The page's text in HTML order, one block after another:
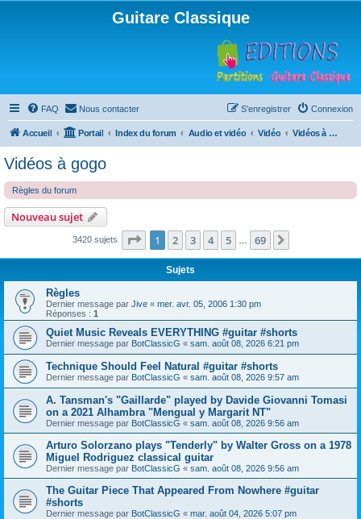
Guitare Classique
FAQ Nous contacter Connexion
S’enregistrer
Accueil Portail Index du forum Audio et vidéo Vidéo Vidéos à gogo
Vidéos à gogo
Règles du forum
Nouveau sujet
3420 sujets Page 1sur69
1 2 3 4 5 69
Sujets
Règles
Dernier message par Jive « mer. avr. 05, 2006 1:30 pm
Réponses : 1
Quiet Music Reveals EVERYTHING #guitar #shorts
Dernier message par BotClassicG « sam. août 08, 2026 6:21 pm
Technique Should Feel Natural #guitar #shorts
Dernier message par BotClassicG « sam. août 08, 2026 9:57 am
A. Tansman's "Gaillarde" played by Davide Giovanni Tomasi
on a 2021 Alhambra "Mengual y Margarit NT"
Dernier message par BotClassicG « sam. août 08, 2026 9:56 am
Arturo Solorzano plays "Tenderly" by Walter Gross on a 1978
Miguel Rodriguez classical guitar
Dernier message par BotClassicG « sam. août 08, 2026 9:56 am
The Guitar Piece That Appeared From Nowhere #guitar
#shorts
Dernier message par BotClassicG « mar. août 04, 2026 5:07 pm